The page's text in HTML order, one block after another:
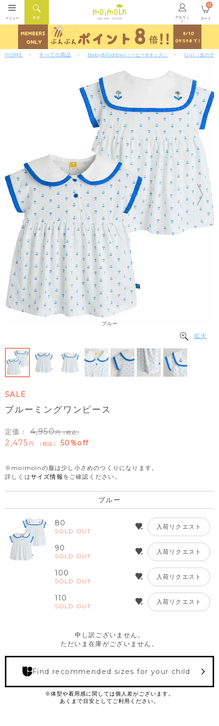
ONLINE STORE アカウン
ト
検索
メニュー カート
0
HOME すべての商品 Baby&Toddler （ベビー&キッズ） Girl （女の子）
ブルー
拡大
SALE
ブルーミングワンピース
定価： 4,950 （税込）
2,475 税込 50%off
※moimolnの服は少し小さめのつくりになります。
詳しくはサイズ情報 をご確認ください。
ブルー
80
SOLD OUT
入荷リクエスト
90
SOLD OUT
入荷リクエスト
100
SOLD OUT
入荷リクエスト
110
SOLD OUT
入荷リクエスト
申し訳ございません。
ただいま在庫がございません。
Find recommended sizes for your child